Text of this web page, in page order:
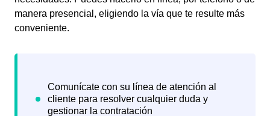
manera presencial, eligiendo la vía que te resulte más
conveniente.